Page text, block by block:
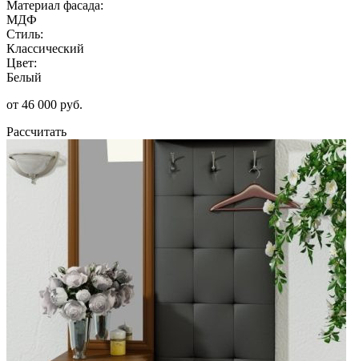
Материал фасада:
МДФ
Стиль:
Классический
Цвет:
Белый
от 46 000 руб.
Рассчитать